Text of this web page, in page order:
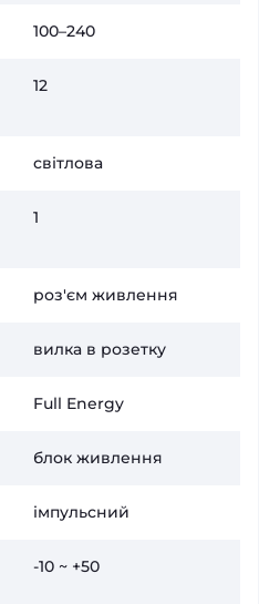
100–240
12
світлова
1
роз'єм живлення
вилка в розетку
Full Energy
блок живлення
імпульсний
-10 ~ +50